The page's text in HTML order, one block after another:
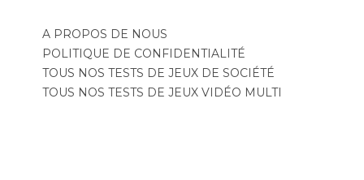
A PROPOS DE NOUS
POLITIQUE DE CONFIDENTIALITÉ
TOUS NOS TESTS DE JEUX DE SOCIÉTÉ
TOUS NOS TESTS DE JEUX VIDÉO MULTI